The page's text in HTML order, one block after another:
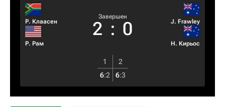
Р. Клаасен
Р. Рам
Завершен
2 : 0 J. Frawley
Н. Кирьос
1
2
6:2 6:3